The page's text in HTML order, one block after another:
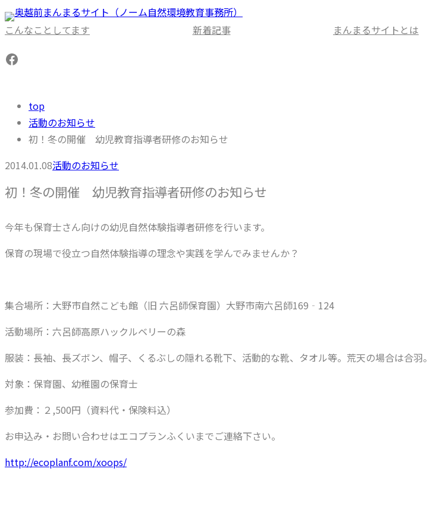
内
容
ス
こんなことしてます 新着記事 まんまるサイトとは
Facebook
top
活動のお知らせ
初！冬の開催 幼児教育指導者研修のお知らせ
2014.01.08活動のお知らせ
初！冬の開催 幼児教育指導者研修のお知らせ
今年も保育士さん向けの幼児自然体験指導者研修を行います。
保育の現場で役⽴つ⾃然体験指導の理念や実践を学んでみませんか？
集合場所：大野市自然こども館（旧 六呂師保育園）大野市南六呂師169‐124
活動場所：六呂師高原ハックルベリーの森
服装：⻑袖、⻑ズボン、帽⼦、くるぶしの隠れる靴下、活動的な靴、タオル等。荒天の場合は合⽻。
対象：保育園、幼稚園の保育⼠
参加費：２,500円（資料代・保険料込）
お申込み・お問い合わせはエコプランふくいまでご連絡下さい。
http://ecoplanf.com/xoops/